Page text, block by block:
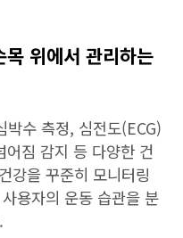
위에서 관리하는
박수 측정, 심전도(ECG)
짐 감지 등 다양한 건
강을 꾸준히 모니터링
용자의 운동 습관을 분